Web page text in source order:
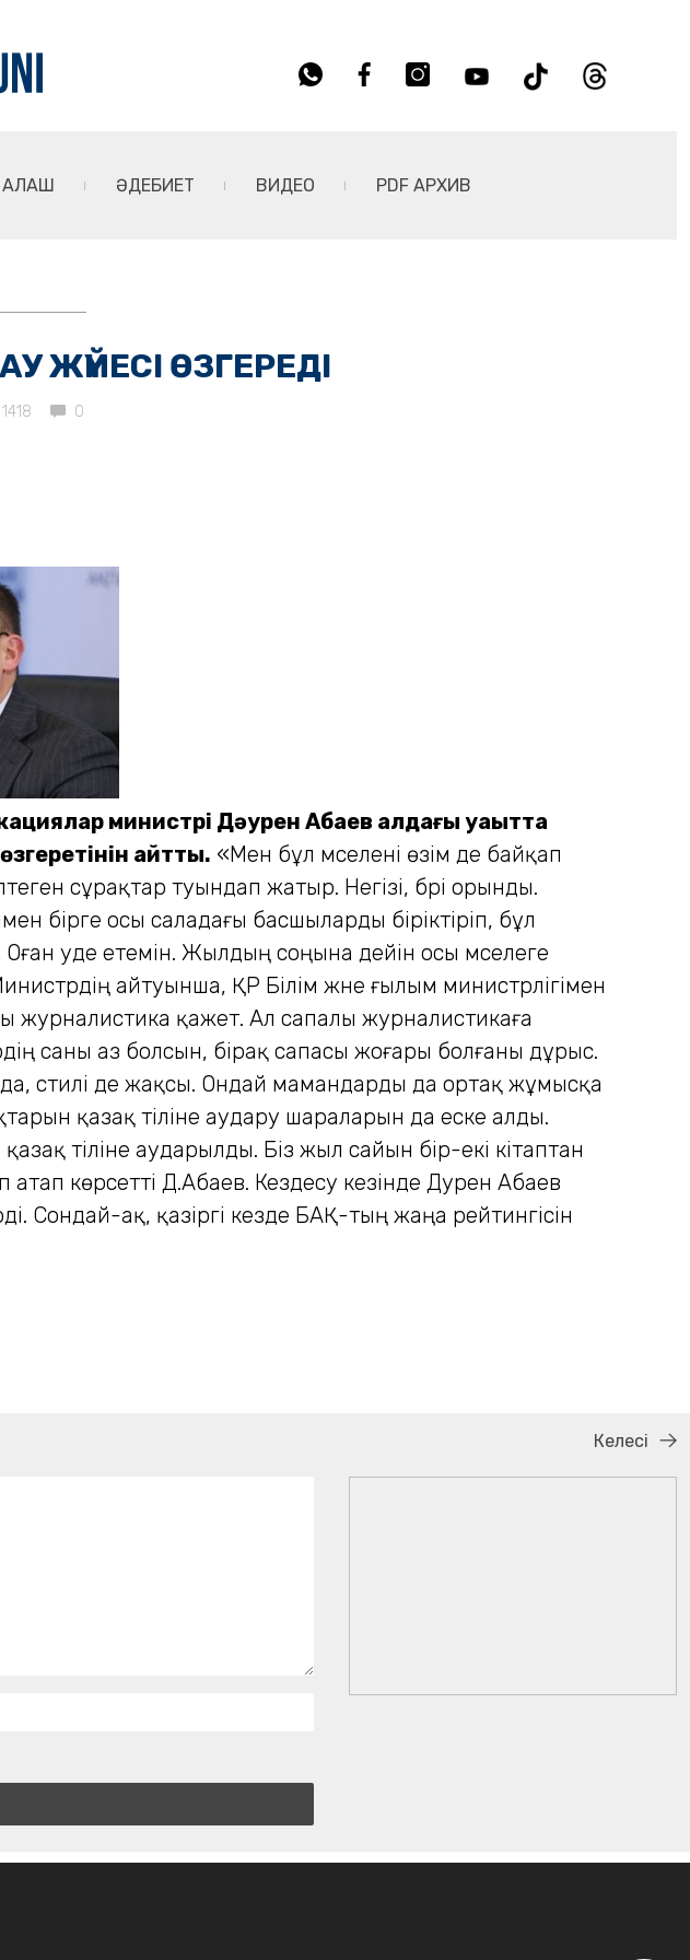
АЛАШ ӘДЕБИЕТ ВИДЕО PDF АРХИВ
ЖҮЙЕСІ ӨЗГЕРЕДІ
1418 0
министрі Дәурен Абаев алдағы уақытта
айтты. «Мен бұл мәселені өзім де байқап
сұрақтар туындап жатыр. Негізі, бәрі орынды.
бірге осы саладағы басшыларды бірік­тіріп, бұл
уәде етемін. Жылдың соңына дейін осы мәселеге
айтуынша, ҚР Білім және ғылым минис­тр­лігімен
журналистика қажет. Ал сапалы журналистикаға
саны аз болсын, бірақ сапасы жоғары болғаны дұрыс.
стилі де жақсы. Ондай мамандарды да ортақ жұмысқа
қазақ тіліне аудару шараларын да еске алды.
тіліне аударылды. Біз жыл сайын бір-екі кітаптан
көрсетті Д.Абаев. Кездесу кезінде Дәурен Абаев
Сондай-ақ, қазіргі кезде БАҚ-тың жаңа рейтингісін
Келесі